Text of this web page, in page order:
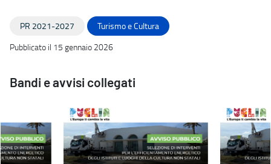
PR 2021-2027
Turismo e Cultura
Pubblicato il 15 gennaio 2026
Bandi e avvisi collegati